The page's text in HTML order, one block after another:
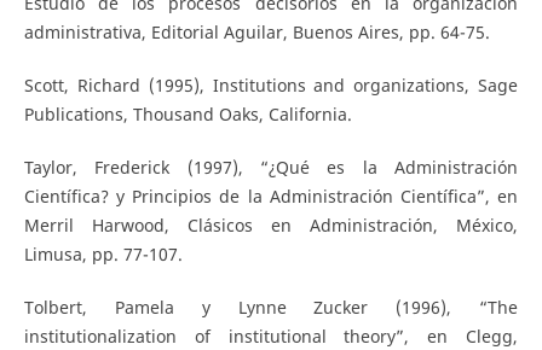
administrativa, Editorial Aguilar, Buenos Aires, pp. 64-75.
Scott, Richard (1995), Institutions and organizations, Sage
Publications, Thousand Oaks, California.
Taylor, Frederick (1997), “¿Qué es la Administración
Científica? y Principios de la Administración Científica”, en
Merril Harwood, Clásicos en Administración, México,
Limusa, pp. 77-107.
Tolbert, Pamela y Lynne Zucker (1996), “The
institutionalization of institutional theory”, en Clegg,